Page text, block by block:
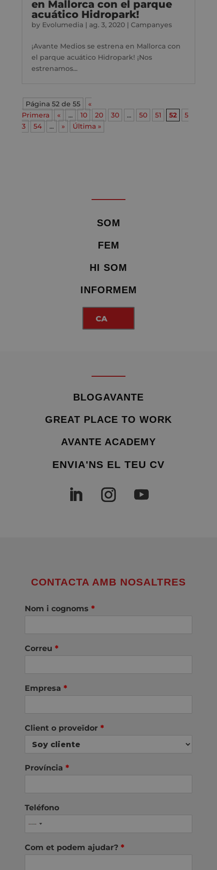
en Mallorca con el parque
acuático Hidropark!
by Evolumedia | ag. 3, 2020| Campanyes
¡Avante Medios se estrena en Mallorca con
el parque acuático Hidropark! ¡Nos
estrenamos...
Página 52 de 55
«
Primera
« ... 10 20 30 ... 50 51 52
5
3
54 ... » Última »
SOM
FEM
HI SOM
INFORMEM
CA
BLOGAVANTE
GREAT PLACE TO WORK
AVANTE ACADEMY
ENVIA'NS EL TEU CV
CONTACTA AMB NOSALTRES
Nom i cognoms *
Correu *
Empresa *
Client o proveïdor *
Província *
Teléfono
Com et podem ajudar? *